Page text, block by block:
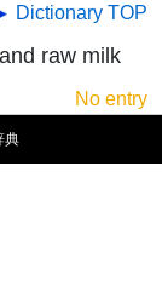
Dictionary TOP
raw milk
No entry
典